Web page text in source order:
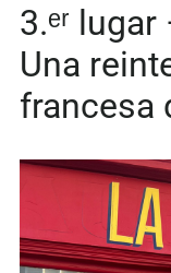
3.ᵉʳ
Una
francesa